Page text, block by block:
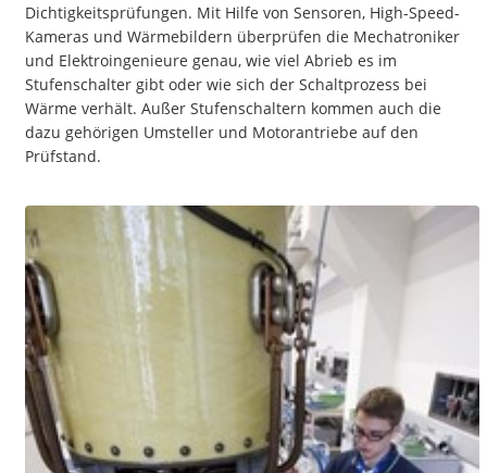
Dichtigkeitsprüfungen. Mit Hilfe von Sensoren, High-Speed-
Kameras und Wärmebildern überprüfen die Mechatroniker
und Elektroingenieure genau, wie viel Abrieb es im
Stufenschalter gibt oder wie sich der Schaltprozess bei
Wärme verhält. Außer Stufenschaltern kommen auch die
dazu gehörigen Umsteller und Motorantriebe auf den
Prüfstand.